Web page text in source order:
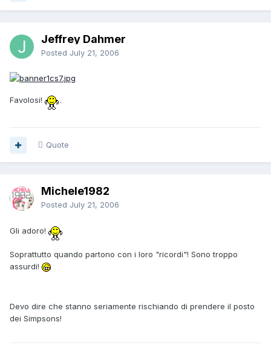
Jeffrey Dahmer
Posted July 21, 2006
Favolosi! .
Quote
Michele1982
Posted July 21, 2006
Gli adoro!
Soprattutto quando partono con i loro "ricordi"! Sono troppo
assurdi!
Devo dire che stanno seriamente rischiando di prendere il posto
dei Simpsons!